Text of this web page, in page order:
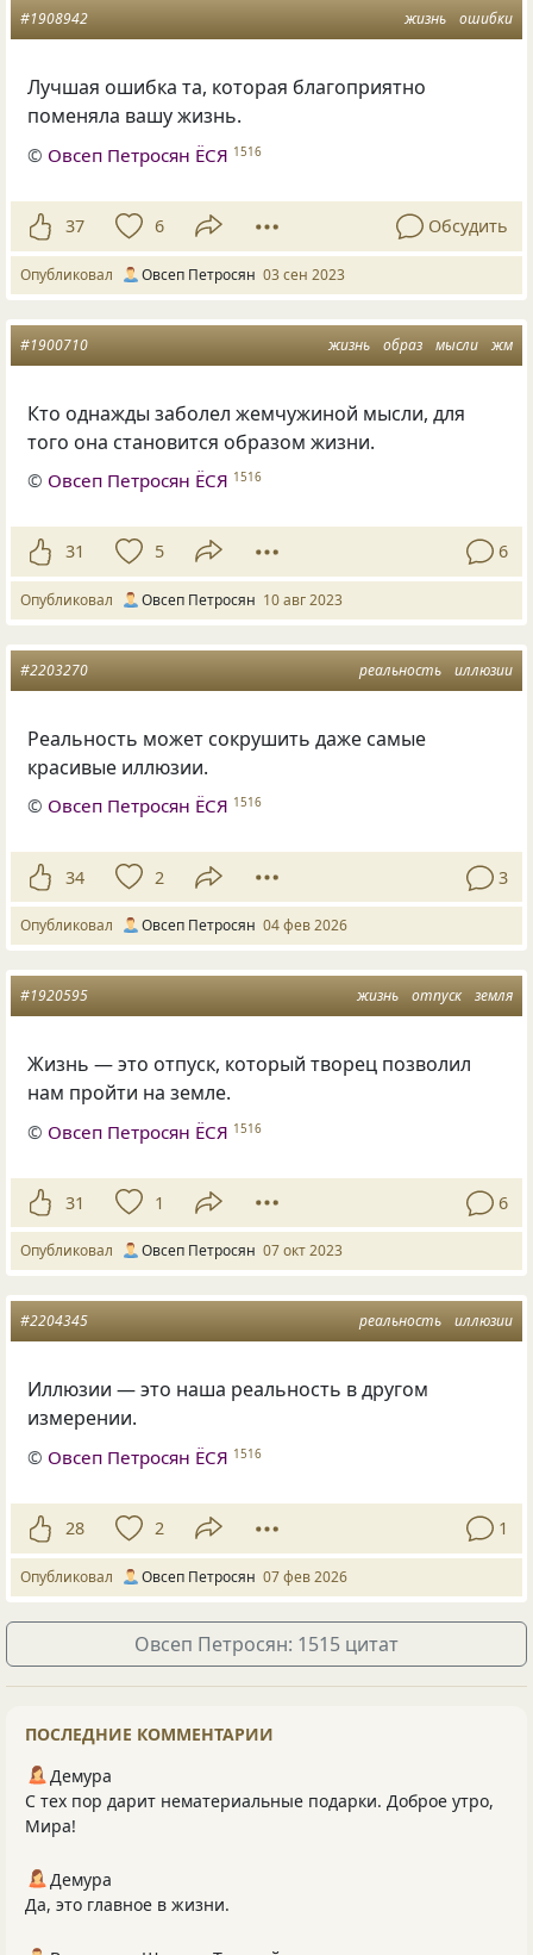
жизнь ошибки
#1908942
Лучшая ошибка та, которая благоприятно
поменяла вашу жизнь.
© Овсеп Петросян ЁСЯ 1516
37 6 Обсудить
Опубликовал Овсеп Петросян 03 сен 2023
жизнь образ мысли жм
#1900710
Кто однажды заболел жемчужиной мысли, для
того она становится образом жизни.
© Овсеп Петросян ЁСЯ 1516
31 5 6
Опубликовал Овсеп Петросян 10 авг 2023
реальность иллюзии
#2203270
Реальность может сокрушить даже самые
красивые иллюзии.
© Овсеп Петросян ЁСЯ 1516
34 2 3
Опубликовал Овсеп Петросян 04 фев 2026
жизнь отпуск земля
#1920595
Жизнь — это отпуск, который творец позволил
нам пройти на земле.
© Овсеп Петросян ЁСЯ 1516
31 1 6
Опубликовал Овсеп Петросян 07 окт 2023
реальность иллюзии
#2204345
Иллюзии — это наша реальность в другом
измерении.
© Овсеп Петросян ЁСЯ 1516
28 2 1
Опубликовал Овсеп Петросян 07 фев 2026
Овсеп Петросян: 1515 цитат
ПОСЛЕДНИЕ КОММЕНТАРИИ
Демура
С тех пор дарит нематериальные подарки. Доброе утро,
Мира!
Демура
Да, это главное в жизни.